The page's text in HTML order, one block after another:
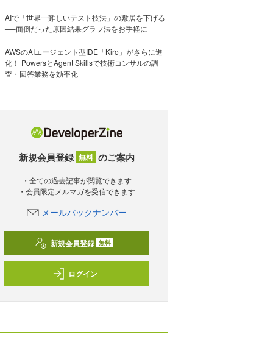
AIで「世界一難しいテスト技法」の敷居を下げる
──面倒だった原因結果グラフ法をお手軽に
AWSのAIエージェント型IDE「Kiro」がさらに進
化！ PowersとAgent Skillsで技術コンサルの調
査・回答業務を効率化
新規会員登録 無料 のご案内
・全ての過去記事が閲覧できます
・会員限定メルマガを受信できます
メールバックナンバー
新規会員登録 無料
ログイン